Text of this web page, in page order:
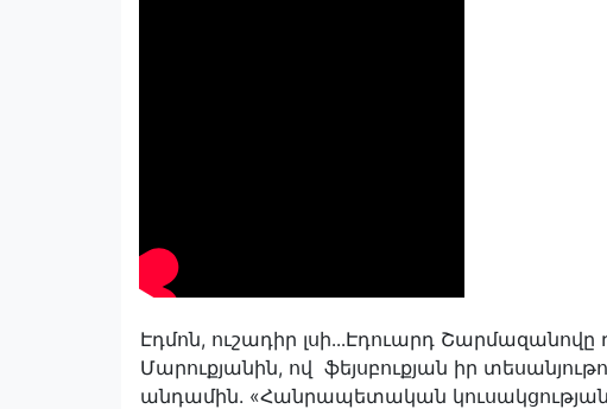
Էդմոն, ուշադիր լսի․․․Էդուարդ
Մարուքյանին, ով ֆեյսբուքյան իր
անդամին. «Հանրապետական